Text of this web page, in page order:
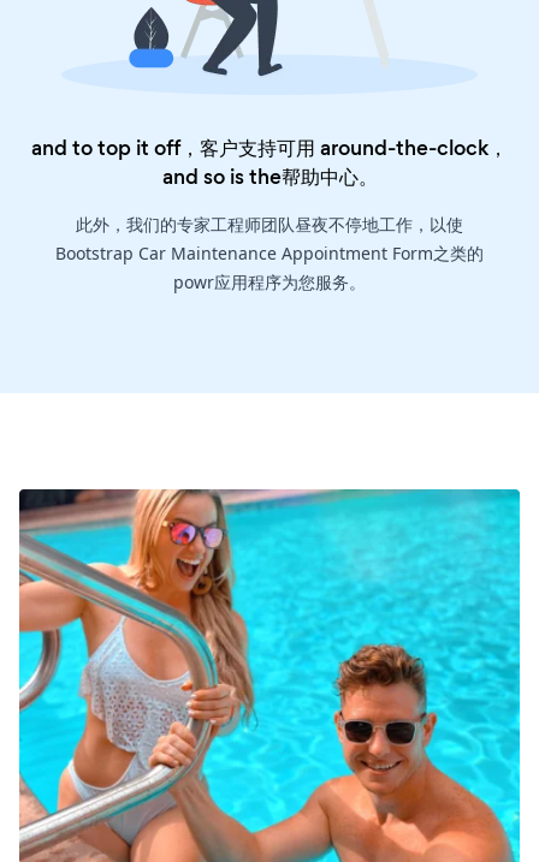
and to top it off，客户支持可用 around-the-clock，
and so is the帮助中心。
此外，我们的专家工程师团队昼夜不停地工作，以使
Bootstrap Car Maintenance Appointment Form之类的
powr应用程序为您服务。